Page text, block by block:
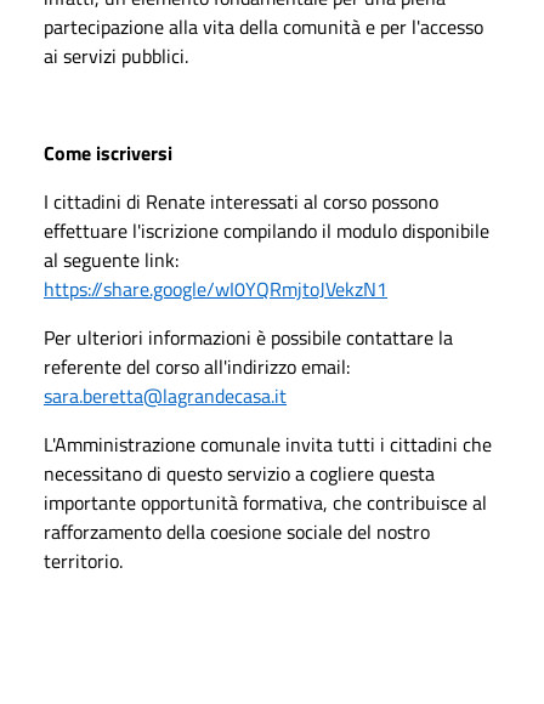
partecipazione alla vita della comunità e per l'accesso
ai servizi pubblici.
Come iscriversi
I cittadini di Renate interessati al corso possono
effettuare l'iscrizione compilando il modulo disponibile
al seguente link:
https://share.google/wI0YQRmjtoJVekzN1
Per ulteriori informazioni è possibile contattare la
referente del corso all'indirizzo email:
sara.beretta@lagrandecasa.it
L'Amministrazione comunale invita tutti i cittadini che
necessitano di questo servizio a cogliere questa
importante opportunità formativa, che contribuisce al
rafforzamento della coesione sociale del nostro
territorio.